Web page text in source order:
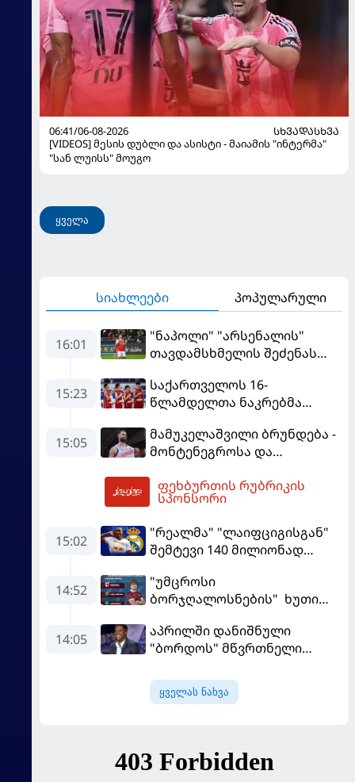
06:41/06-08-2026
ᲡᲮᲕᲐᲓᲐᲡᲮᲕᲐ
[VIDEOS] მესის დუბლი და ასისტი - მაიამის "ინტერმა"
"სან ლუისს" მოუგო
ყველა
სიახლეები პოპულარული
16:01
"ნაპოლი" "არსენალის"
თავდამსხმელის შეძენას
15:23
საქართველოს 16-
წლამდელთა ნაკრებმა
მარცხით გახსნა
15:05
მამუკელაშვილი ბრუნდება -
მონტენეგროსა და
მატჩებისთვის საქართველო
მზადებას 15
ფეხბურთის რუბრიკის
სპონსორი
15:02
"რეალმა" "ლაიფციგისგან"
შემტევი 140 მილიონად
14:52
"უმცროსი
ბორჯღალოსნების" ხუთი
14:05
აპრილში დანიშნული
"ბორდოს" მწვრთნელი
ყველას ნახვა